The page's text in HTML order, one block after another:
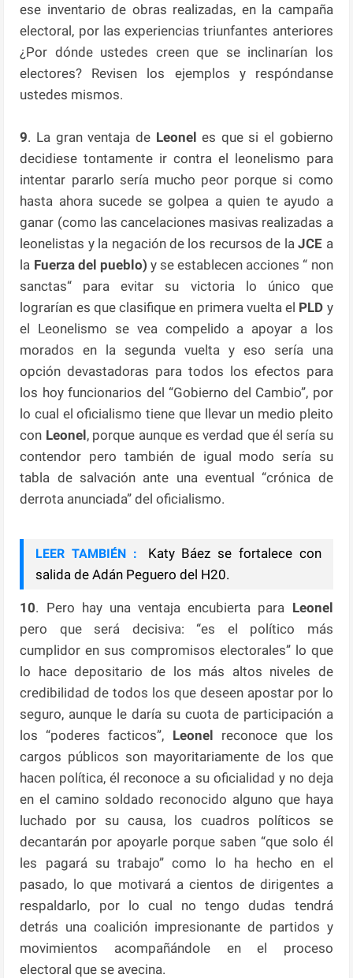
ese inventario de obras realizadas, en la campaña
electoral, por las experiencias triunfantes anteriores
¿Por dónde ustedes creen que se inclinarían los
electores? Revisen los ejemplos y respóndanse
ustedes mismos.
9. La gran ventaja deLeonel es que si el gobierno
decidiese tontamente ir contra el leonelismo para
intentar pararlo sería mucho peor porque si como
hasta ahora sucede se golpea a quien te ayudo a
ganar (como las cancelaciones masivas realizadas a
leonelistas y la negación de los recursos de la JCE a
la Fuerza del pueblo) y se establecen acciones “ non
sanctas“ para evitar su victoria lo único que
lograrían es que clasifique en primera vuelta el PLD y
el Leonelismo se vea compelido a apoyar a los
morados en la segunda vuelta y eso sería una
opción devastadoras para todos los efectos para
los hoy funcionarios del “Gobierno del Cambio”, por
lo cual el oficialismo tiene que llevar un medio pleito
con Leonel, porque aunque es verdad que él sería su
contendor pero también de igual modo sería su
tabla de salvación ante una eventual “crónica de
derrota anunciada” del oficialismo.
LEER TAMBIÉN :
Katy Báez se fortalece con
salida de Adán Peguero del H20.
10. Pero hay una ventaja encubierta para Leonel
pero que será decisiva: “es el político más
cumplidor en sus compromisos electorales” lo que
lo hace depositario de los más altos niveles de
credibilidad de todos los que deseen apostar por lo
seguro, aunque le daría su cuota de participación a
los “poderes facticos”, Leonel reconoce que los
cargos públicos son mayoritariamente de los que
hacen política, él reconoce a su oficialidad y no deja
en el camino soldado reconocido alguno que haya
luchado por su causa, los cuadros políticos se
decantarán por apoyarle porque saben “que solo él
les pagará su trabajo” como lo ha hecho en el
pasado, lo que motivará a cientos de dirigentes a
respaldarlo, por lo cual no tengo dudas tendrá
detrás una coalición impresionante de partidos y
movimientos acompañándole en el proceso
electoral que se avecina.